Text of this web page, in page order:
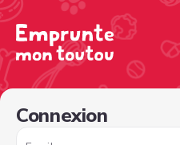
Connexion
/sign-